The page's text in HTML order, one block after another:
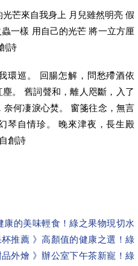
芒來自我身上 月兒雖然明亮 假
一樣 用自己的光芒 將一立方厘
詩
環巡。 回腸怎解，問愁殢酒依
。 舊詞聲和，離人咫斷，入了
何凄淚心焚。 窗箋往念，無言
琴自情珍。 晚來津夜，長生殿
創詩
的美味輕食！綠之果物現切水
推薦 》高顏值的健康之選！綠
外燴 》辦公室下午茶新寵！綠